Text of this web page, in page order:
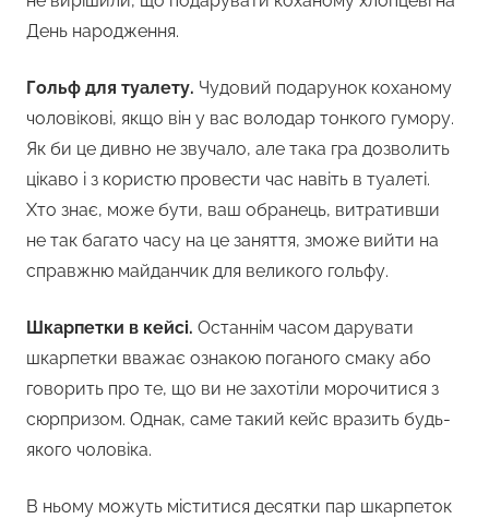
День народження.
Гольф для туалету. Чудовий подарунок коханому
чоловікові, якщо він у вас володар тонкого гумору.
Як би це дивно не звучало, але така гра дозволить
цікаво і з користю провести час навіть в туалеті.
Хто знає, може бути, ваш обранець, витративши
не так багато часу на це заняття, зможе вийти на
справжню майданчик для великого гольфу.
Шкарпетки в кейсі. Останнім часом дарувати
шкарпетки вважає ознакою поганого смаку або
говорить про те, що ви не захотіли морочитися з
сюрпризом. Однак, саме такий кейс вразить будь-
якого чоловіка.
В ньому можуть міститися десятки пар шкарпеток